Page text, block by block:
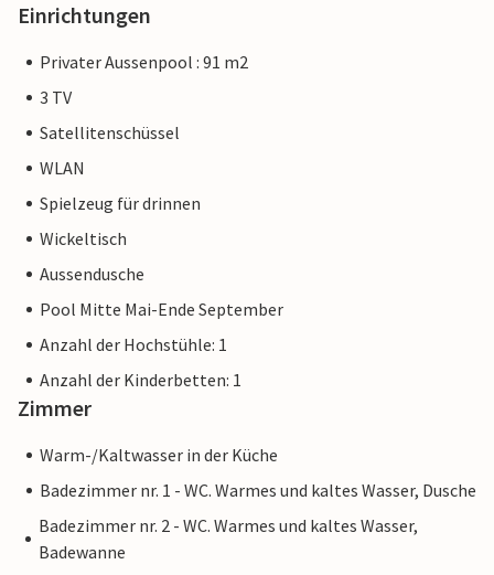
Einrichtungen
Privater Aussenpool : 91 m2
3 TV
Satellitenschüssel
WLAN
Spielzeug für drinnen
Wickeltisch
Aussendusche
Pool Mitte Mai-Ende September
Anzahl der Hochstühle: 1
Anzahl der Kinderbetten: 1
Zimmer
Warm-/Kaltwasser in der Küche
Badezimmer nr. 1 - WC. Warmes und kaltes Wasser, Dusche
Badezimmer nr. 2 - WC. Warmes und kaltes Wasser,
Badewanne